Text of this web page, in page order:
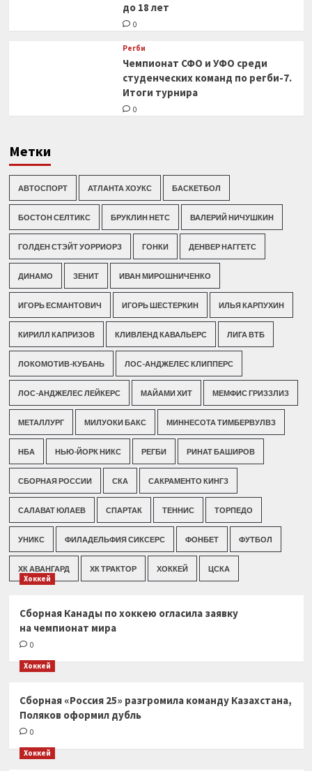
до 18 лет
0
Регби
Чемпионат СФО и УФО среди
студенческих команд по регби-7.
Итоги турнира
0
Метки
АВТОСПОРТ АТЛАНТА ХОУКС БАСКЕТБОЛ
БОСТОН СЕЛТИКС БРУКЛИН НЕТС ВАЛЕРИЙ НИЧУШКИН
ГОЛДЕН СТЭЙТ УОРРИОРЗ ГОНКИ ДЕНВЕР НАГГЕТС
ДИНАМО ЗЕНИТ ИВАН МИРОШНИЧЕНКО
ИГОРЬ ЕСМАНТОВИЧ ИГОРЬ ШЕСТЕРКИН ИЛЬЯ КАРПУХИН
КИРИЛЛ КАПРИЗОВ КЛИВЛЕНД КАВАЛЬЕРС ЛИГА ВТБ
ЛОКОМОТИВ-КУБАНЬ ЛОС-АНДЖЕЛЕС КЛИППЕРС
ЛОС-АНДЖЕЛЕС ЛЕЙКЕРС МАЙАМИ ХИТ МЕМФИС ГРИЗЗЛИЗ
МЕТАЛЛУРГ МИЛУОКИ БАКС МИННЕСОТА ТИМБЕРВУЛВЗ
НБА НЬЮ-ЙОРК НИКС РЕГБИ РИНАТ БАШИРОВ
СБОРНАЯ РОССИИ СКА САКРАМЕНТО КИНГЗ
САЛАВАТ ЮЛАЕВ СПАРТАК ТЕННИС ТОРПЕДО
УНИКС ФИЛАДЕЛЬФИЯ СИКСЕРС ФОНБЕТ ФУТБОЛ
ХК АВАНГАРД ХК ТРАКТОР ХОККЕЙ ЦСКА
Хоккей
Сборная Канады по хоккею огласила заявку
на чемпионат мира
0
Хоккей
Сборная «Россия 25» разгромила команду Казахстана,
Поляков оформил дубль
0
Хоккей